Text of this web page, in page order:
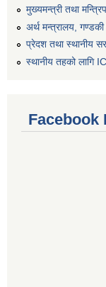
मुख्यमन्त्री तथा
अर्थ मन्त्रालय,
प्रेदश तथा स्थानीय
स्थानीय तहको लागि
Facebook